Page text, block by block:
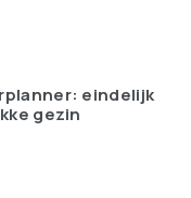
eindelijk
gezin